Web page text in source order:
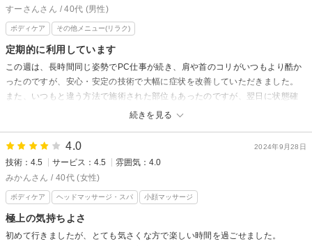
すーさん様
いつもご来店ありがとうございます^o^
疲労が取れた様で良かったですね♪
また温まりにいらしてくださいね^ ^
すーさんさん / 40代 (男性)
ボディケア その他メニュー(リラク)
定期的に利用しています
続きを見る
この週は、長時間同じ姿勢でPC仕事が続き、肩や首のコリがいつもより酷か
ったのですが、安心・安定の技術で大幅に症状を改善していただきました。
また、いつもと違う方法で施術された部位もあったのですが、翌日に状態確
認のご連絡までいただき、本当に信頼できるお店だなと思いました。
と思います。
温熱療法院えがおからの返信
いつもご来店ありがとうございます！
2024年9月28日
4.0
技術：4.5 サービス：4.5
雰囲気：4.0
みかんさん / 40代 (女性)
ボディケア ヘッドマッサージ・スパ 小顔マッサージ
極上の気持ちよさ
初めて行きましたが、とても気さくな方で楽しい時間を過ごせました。